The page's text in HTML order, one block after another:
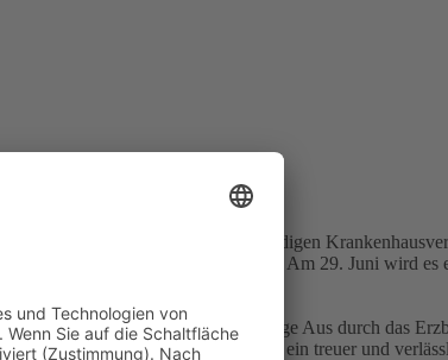
Schluss mit einer eigenständigen
30.6.2026 stirbt jetzt auch der Rest. Am 29. Juni wird es
des Beschlusses für das endgültige Aus durch das
1950 war uns das Krankenhaus ein treuer und